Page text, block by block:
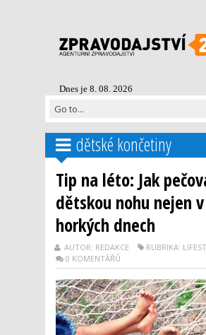
Dnes je 8. 08. 2026
dětské končetiny
Tip na léto: Jak
dětskou nohu nejen v
horkých dnech
AUTOR: REDAKCE
RUBRIKA:
0 KOMENTÁŘŮ